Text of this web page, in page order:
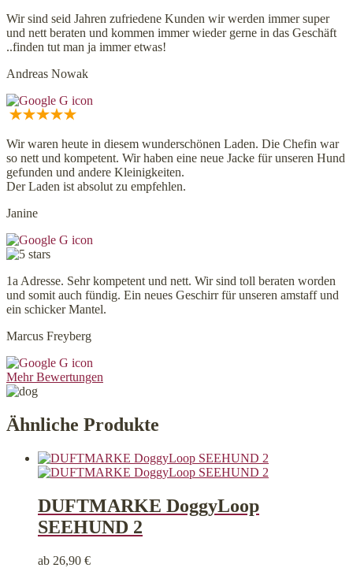
Wir sind seid Jahren zufriedene Kunden wir werden immer super
und nett beraten und kommen immer wieder gerne in das Geschäft
..finden tut man ja immer etwas!
Andreas Nowak
Wir waren heute in diesem wunderschönen Laden. Die Chefin war
so nett und kompetent. Wir haben eine neue Jacke für unseren Hund
gefunden und andere Kleinigkeiten.
Der Laden ist absolut zu empfehlen.
Janine
1a Adresse. Sehr kompetent und nett. Wir sind toll beraten worden
und somit auch fündig. Ein neues Geschirr für unseren amstaff und
ein schicker Mantel.
Marcus Freyberg
Mehr Bewertungen
Ähnliche Produkte
DUFTMARKE DoggyLoop
SEEHUND 2
ab 26,90 €